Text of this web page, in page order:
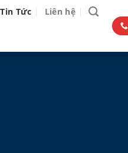
Tin Tức Liên hệ